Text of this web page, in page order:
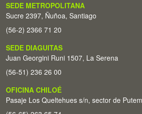
SEDE METROPOLITANA
Sucre 2397, Ñuñoa, Santiago
(56-2) 2366 71 20
SEDE DIAGUITAS
Juan Georgini Runi 1507, La Serena
(56-51) 236 26 00
OFICINA CHILOÉ
Pasaje Los Queltehues s/n, sector de